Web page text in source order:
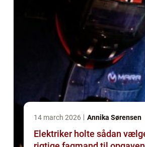
14 march 2026 Annika Sørensen
Elektriker holte sådan vælger du den